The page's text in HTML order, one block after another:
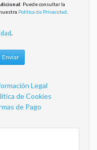
: Puede consultar la
Política de Privacidad
.
Enviar
Legal
de Cookies
de Pago